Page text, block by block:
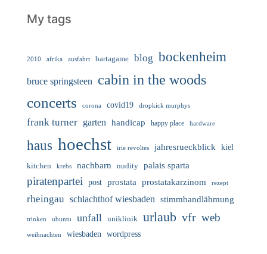
My tags
2010 afrika ausfahrt bartagame blog bockenheim
bruce springsteen
cabin in the woods
concerts
corona covid19 dropkick murphys
frank turner garten handicap happy place hardware
haus hoechst irie revoltes jahresrueckblick kiel
kitchen krebs nachbarn nudity palais sparta
piratenpartei post prostata prostatakarzinom rezept
rheingau schlachthof wiesbaden stimmbandlähmung
trinken ubuntu unfall uniklinik urlaub vfr web
weihnachten wiesbaden wordpress